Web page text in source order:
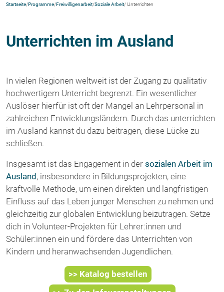
Startseite/Programme/Freiwilligenarbeit/Soziale Arbeit/ Unterrichten
Unterrichten im Ausland
In vielen Regionen weltweit ist der Zugang zu qualitativ
hochwertigem Unterricht begrenzt. Ein wesentlicher
Auslöser hierfür ist oft der Mangel an Lehrpersonal in
zahlreichen Entwicklungsländern. Durch das unterrichten
im Ausland kannst du dazu beitragen, diese Lücke zu
schließen.
Insgesamt ist das Engagement in der sozialen Arbeit im
Ausland , insbesondere in Bildungsprojekten, eine
kraftvolle Methode, um einen direkten und langfristigen
Einfluss auf das Leben junger Menschen zu nehmen und
gleichzeitig zur globalen Entwicklung beizutragen. Setze
dich in Volunteer-Projekten für Lehrer:innen und
Schüler:innen ein und fördere das Unterrichten von
Kindern und heranwachsenden Jugendlichen.
>> Katalog bestellen